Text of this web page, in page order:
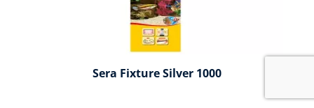
Sera Fixture Silver 1000